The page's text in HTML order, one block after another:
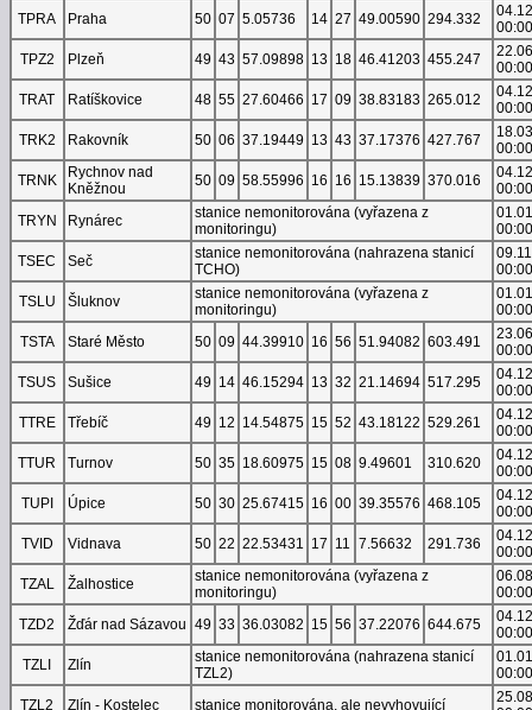
TPRA
Praha 50 07 5.05736 14 27 49.00590 294.332
00:00
TPZ2
Plzeň 49 43 57.09898 13 18 46.41203 455.247
00:00
TRAT
Ratíškovice 48 55 27.60466 17 09 38.83183 265.012
00:00
TRK2
Rakovník 50 06 37.19449 13 43 37.17376 427.767
00:00
TRNK
Rychnov nad
Kněžnou
50 09 58.55996 16 16 15.13839 370.016
00:00
TRYN
Rynárec
stanice nemonitorována (vyřazena z
monitoringu)
00:00
TSEC
Seč
stanice nemonitorována (nahrazena stanicí
TCHO)
00:00
TSLU
Šluknov
stanice nemonitorována (vyřazena z
monitoringu)
00:00
TSTA
Staré Město 50 09 44.39910 16 56 51.94082 603.491
00:00
TSUS
Sušice 49 14 46.15294 13 32 21.14694 517.295
00:00
TTRE
Třebíč 49 12 14.54875 15 52 43.18122 529.261
00:00
TTUR
Turnov 50 35 18.60975 15 08 9.49601 310.620
00:00
TUPI
Úpice 50 30 25.67415 16 00 39.35576 468.105
00:00
TVID
Vidnava 50 22 22.53431 17 11 7.56632 291.736
00:00
TZAL
Žalhostice
stanice nemonitorována (vyřazena z
monitoringu)
00:00
TZD2
Žďár nad Sázavou 49 33 36.03082 15 56 37.22076 644.675
00:00
TZLI
Zlín
stanice nemonitorována (nahrazena stanicí
TZL2)
00:00
TZL2
Zlín - Kostelec stanice monitorována, ale nevyhovující